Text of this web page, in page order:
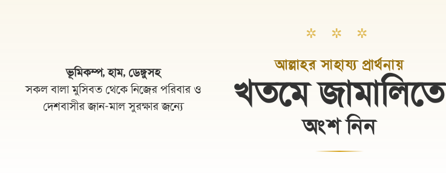
ভূমিকম্প, হাম, ডেঙ্গুসহ
সকল বালা মুসিবত থেকে নিজের পরিবার ও
দেশবাসীর জান-মাল সুরক্ষার জন্যে
✲ ✲ ✲
আল্লাহর সাহায্য প্রার্থনায়
খতমে জামালিতে
অংশ নিন